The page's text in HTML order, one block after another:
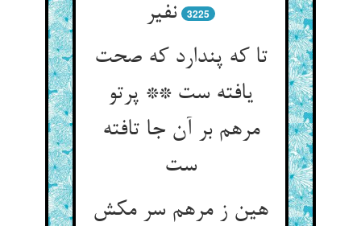
نفیر
3225
تا که پندارد که صحت
یافته ست ** پرتو
مرهم بر آن جا تافته
هین ز مرهم سر مکش